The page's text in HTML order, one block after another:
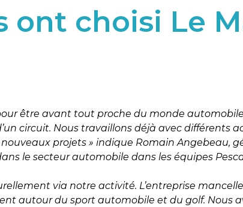
ont choisi Le
être avant tout proche du monde
circuit. Nous travaillons déjà avec différents
projets » indique Romain Angebeau,
le secteur automobile dans les équipes
via notre activité. L’entreprise
autour du sport automobile et du golf. Nous